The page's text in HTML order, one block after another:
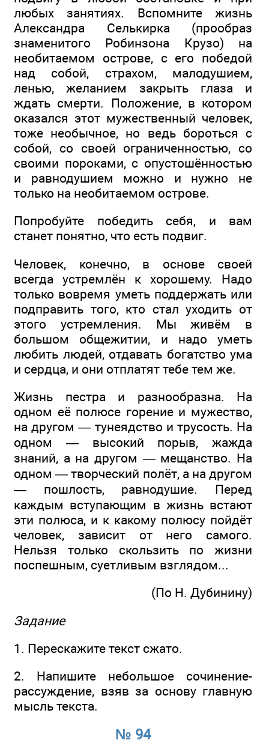
любых занятиях. Вспомните жизнь
Александра Селькирка (прообраз
знаменитого Робинзона Крузо) на
необитаемом острове, с его победой
над собой, страхом, малодушием,
ленью, желанием закрыть глаза и
ждать смерти. Положение, в котором
оказался этот мужественный человек,
тоже необычное, но ведь бороться с
собой, со своей ограниченностью, со
своими пороками, с опустошённостью
и равнодушием можно и нужно не
только на необитаемом острове.
Попробуйте победить себя, и вам
станет понятно, что есть подвиг.
Человек, конечно, в основе своей
всегда устремлён к хорошему. Надо
только вовремя уметь поддержать или
подправить того, кто стал уходить от
этого устремления. Мы живём в
большом общежитии, и надо уметь
любить людей, отдавать богатство ума
и сердца, и они отплатят тебе тем же.
Жизнь пестра и разнообразна. На
одном её полюсе горение и мужество,
на другом — тунеядство и трусость. На
одном — высокий порыв, жажда
знаний, а на другом — мещанство. На
одном — творческий полёт, а на другом
— пошлость, равнодушие. Перед
каждым вступающим в жизнь встают
эти полюса, и к какому полюсу пойдёт
человек, зависит от него самого.
Нельзя только скользить по жизни
поспешным, суетливым взглядом...
(По Н. Дубинину)
Задание
1. Перескажите текст сжато.
2. Напишите небольшое сочинение-
рассуждение, взяв за основу главную
мысль текста.
№ 94